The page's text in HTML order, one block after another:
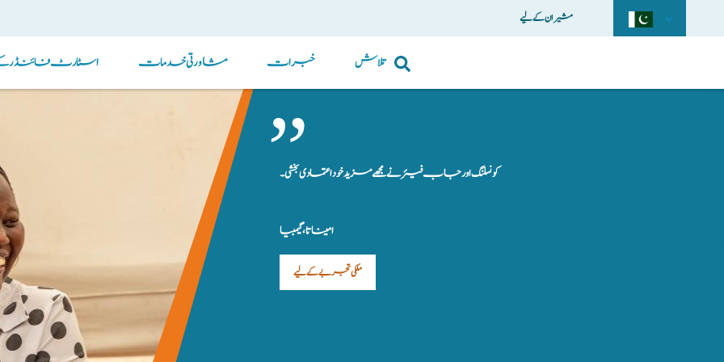
مشیران کے لیے
اسٹارٹ فائنڈر کے مشاورتی خدمات خبرات تلاش
کونسلنگ اور جاب فیئر نے مجھے مزید خود اعتمادی بخشی۔
امیناتا، گیمبیا
ملکی تجربے کے لیے